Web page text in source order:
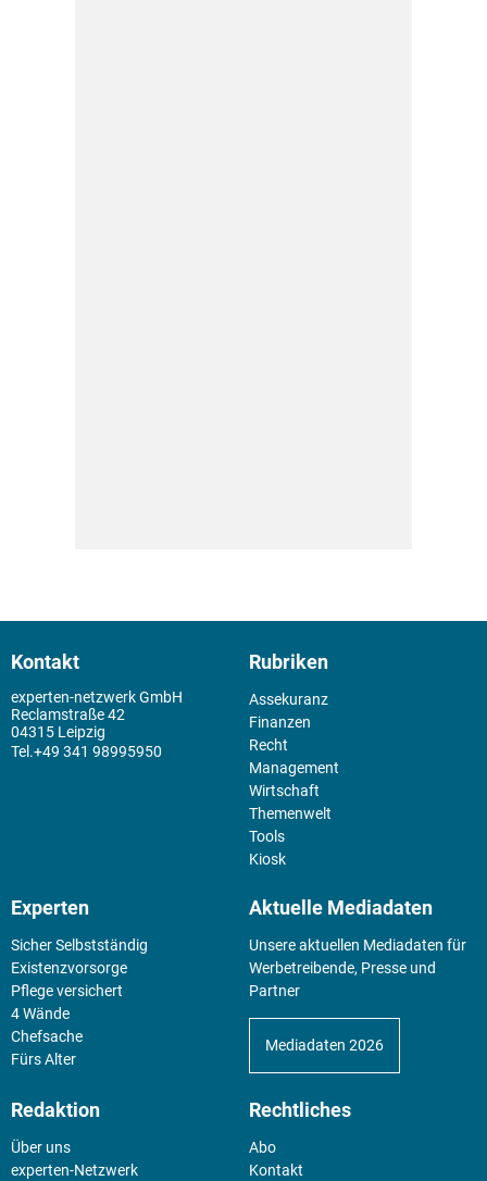
Kontakt
experten-netzwerk GmbH
Reclamstraße 42
04315 Leipzig
+49 341 98995950
Rubriken
Assekuranz
Finanzen
Recht
Management
Wirtschaft
Themenwelt
Tools
Kiosk
Experten
Sicher Selbstständig
Existenz­vorsorge
Pflege versichert
4 Wände
Chefsache
Fürs Alter
Aktuelle Mediadaten
Unsere aktuellen Mediadaten für
Werbetreibende, Presse und
Partner
Mediadaten 2026
Redaktion
Über uns
experten-Netzwerk
Rechtliches
Abo
Kontakt